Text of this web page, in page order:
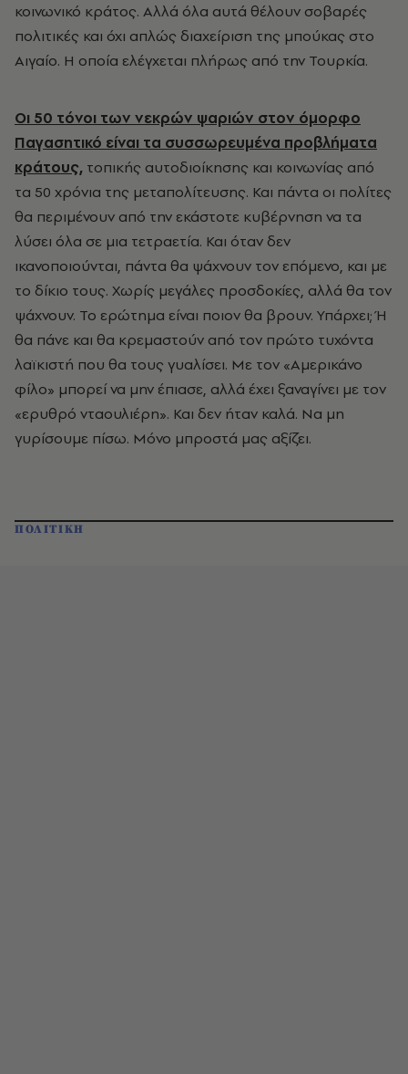
κοινωνικό κράτος. Αλλά όλα αυτά θέλουν σοβαρές
πολιτικές και όχι απλώς διαχείριση της μπούκας στο
Αιγαίο. Η οποία ελέγχεται πλήρως από την Τουρκία.
Οι 50 τόνοι των νεκρών ψαριών στον όμορφο
Παγασητικό είναι τα συσσωρευμένα προβλήματα
κράτους, τοπικής αυτοδιοίκησης και κοινωνίας από
τα 50 χρόνια της μεταπολίτευσης. Και πάντα οι πολίτες
θα περιμένουν από την εκάστοτε κυβέρνηση να τα
λύσει όλα σε μια τετραετία. Και όταν δεν
ικανοποιούνται, πάντα θα ψάχνουν τον επόμενο, και με
το δίκιο τους. Χωρίς μεγάλες προσδοκίες, αλλά θα τον
ψάχνουν. Το ερώτημα είναι ποιον θα βρουν. Υπάρχει; Ή
θα πάνε και θα κρεμαστούν από τον πρώτο τυχόντα
λαϊκιστή που θα τους γυαλίσει. Με τον «Αμερικάνο
φίλο» μπορεί να μην έπιασε, αλλά έχει ξαναγίνει με τον
«ερυθρό νταουλιέρη». Και δεν ήταν καλά. Να μη
γυρίσουμε πίσω. Μόνο μπροστά μας αξίζει.
ΠΟΛΙΤΙΚΗ